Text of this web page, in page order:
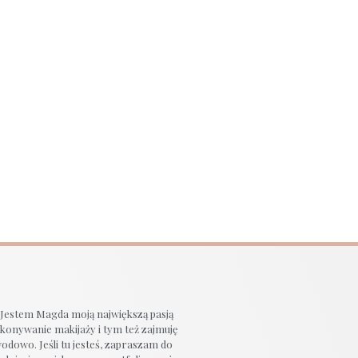
Magda moją największą pasją
makijaży i tym też zajmuję
Jeśli tu jesteś, zapraszam do